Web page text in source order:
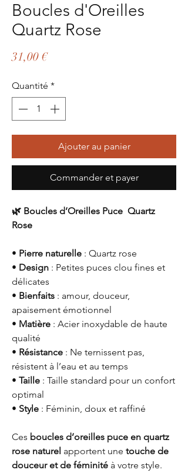
Boucles d'Oreilles
Quartz Rose
31,00 €Prix
Quantité *
Ajouter au panier
Commander et payer
🌿 Boucles d’Oreilles Puce Quartz
Rose
• Pierre naturelle : Quartz rose
• Design : Petites puces clou fines et
délicates
• Bienfaits : amour, douceur,
apaisement émotionnel
• Matière : Acier inoxydable de haute
qualité
• Résistance : Ne ternissent pas,
résistent à l’eau et au temps
• Taille : Taille standard pour un confort
optimal
• Style : Féminin, doux et raffiné
Ces boucles d’oreilles puce en quartz
rose naturel apportent une touche de
douceur et de féminité à votre style.